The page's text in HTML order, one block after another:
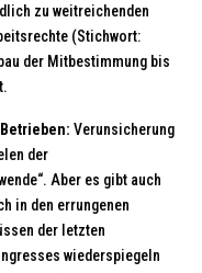
zu weitreichenden
(Stichwort:
der Mitbestimmung bis
Verunsicherung
der
Aber es gibt auch
in den errungenen
der letzten
wiederspiegeln